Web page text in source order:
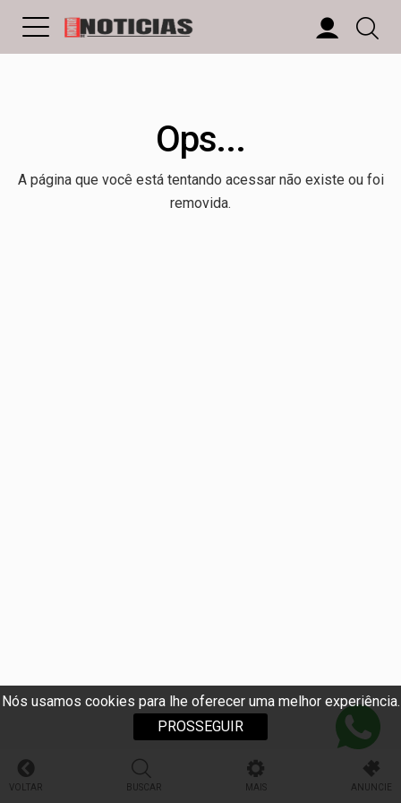
Nós usamos cookies para lhe oferecer uma melhor experiência.
PROSSEGUIR
Ops...
A página que você está tentando acessar não existe ou foi
removida.
VOLTAR BUSCAR MAIS ANUNCIE